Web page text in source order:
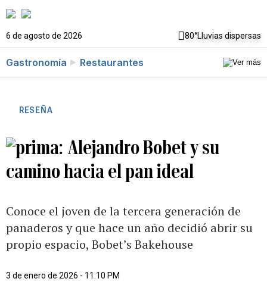
6 de agosto de 2026 80°Lluvias dispersas
Gastronomía Restaurantes
RESEÑA
Alejandro Bobet y su
camino hacia el pan ideal
Conoce el joven de la tercera generación de
panaderos y que hace un año decidió abrir su
propio espacio, Bobet’s Bakehouse
3 de enero de 2026 - 11:10 PM